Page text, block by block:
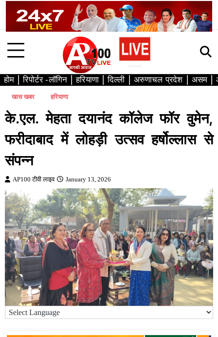
content
होम रिपोर्टर -लॉगिन हरियाणा दिल्ली अरुणाचल प्रदेश असम
खास खबर हरियाणा
के.एल. मेहता दयानंद कॉलेज फॉर वुमेन,
फरीदाबाद में लोहड़ी उत्सव हर्षोल्लास से
संपन्न
AP100 टीवी लाइव January 13, 2026